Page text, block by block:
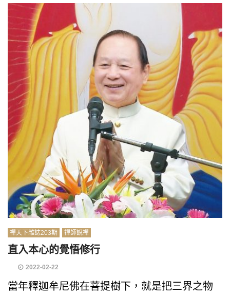
禪天下雜誌203期 禪師說禪
直入本心的覺悟修行
2022-02-22
當年釋迦牟尼佛在菩提樹下，就是把三界之物